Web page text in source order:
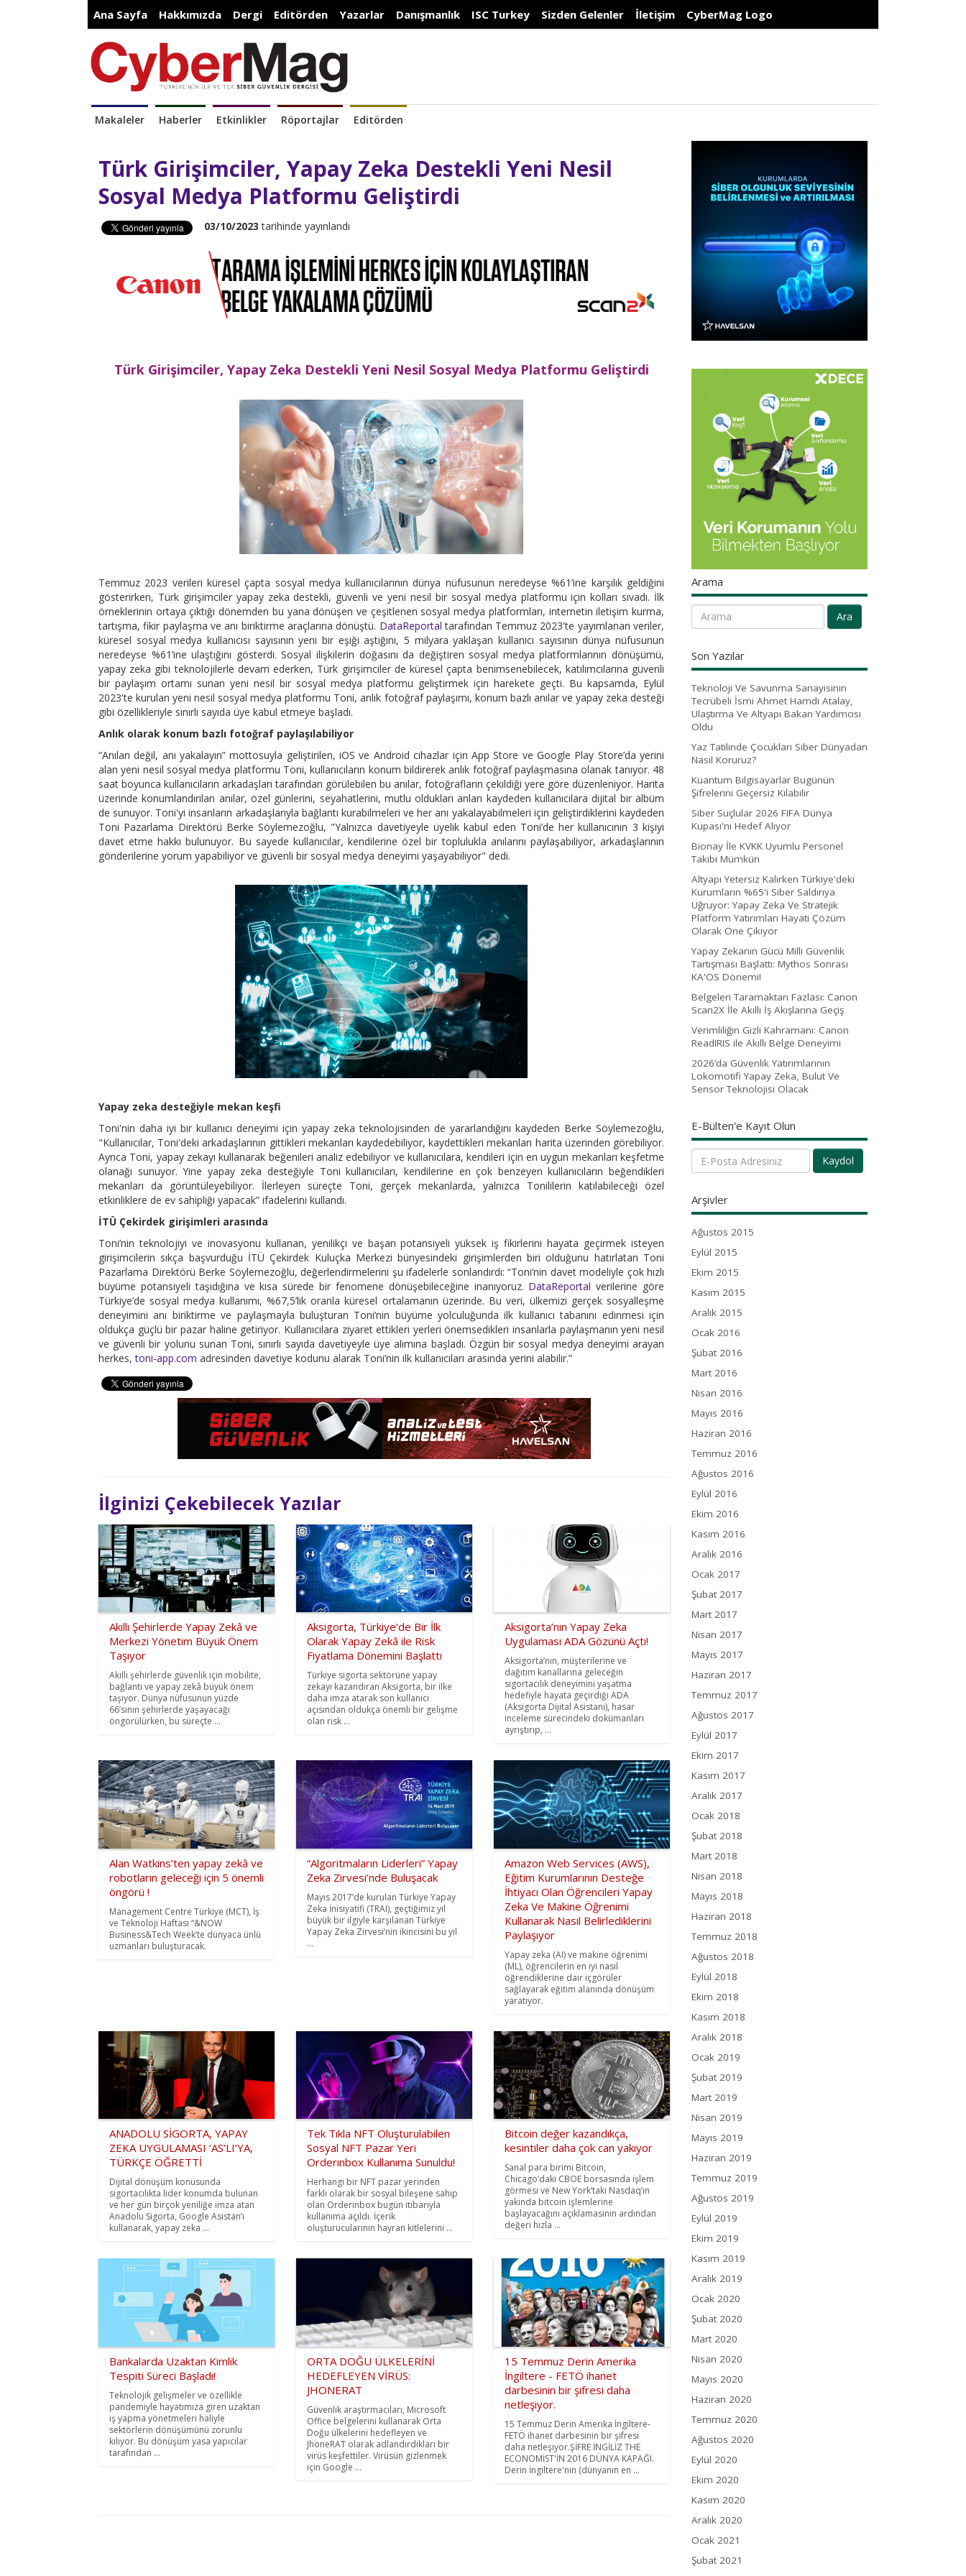
Ana Sayfa Hakkımızda Dergi Editörden Yazarlar Danışmanlık ISC Turkey Sizden Gelenler İletişim CyberMag Logo
Makaleler Haberler Etkinlikler Röportajlar Editörden
Türk Girişimciler, Yapay Zeka Destekli Yeni Nesil
Sosyal Medya Platformu Geliştirdi
03/10/2023 tarihinde yayınlandı
Türk Girişimciler, Yapay Zeka Destekli Yeni Nesil Sosyal Medya Platformu Geliştirdi
Temmuz 2023 verileri küresel çapta sosyal medya kullanıcılarının dünya nüfusunun neredeyse %61’ine karşılık geldiğini
gösterirken, Türk girişimciler yapay zeka destekli, güvenli ve yeni nesil bir sosyal medya platformu için kolları sıvadı. İlk
örneklerinin ortaya çıktığı dönemden bu yana dönüşen ve çeşitlenen sosyal medya platformları, internetin iletişim kurma,
tartışma, fikir paylaşma ve anı biriktirme araçlarına dönüştü. DataReportal tarafından Temmuz 2023'te yayımlanan veriler,
küresel sosyal medya kullanıcısı sayısının yeni bir eşiği aştığını, 5 milyara yaklaşan kullanıcı sayısının dünya nüfusunun
neredeyse %61’ine ulaştığını gösterdi. Sosyal ilişkilerin doğasını da değiştiren sosyal medya platformlarının dönüşümü,
yapay zeka gibi teknolojilerle devam ederken, Türk girişimciler de küresel çapta benimsenebilecek, katılımcılarına güvenli
bir paylaşım ortamı sunan yeni nesil bir sosyal medya platformu geliştirmek için harekete geçti. Bu kapsamda, Eylül
2023'te kurulan yeni nesil sosyal medya platformu Toni, anlık fotoğraf paylaşımı, konum bazlı anılar ve yapay zeka desteği
gibi özellikleriyle sınırlı sayıda üye kabul etmeye başladı.
Anlık olarak konum bazlı fotoğraf paylaşılabiliyor
“Anıları değil, anı yakalayın” mottosuyla geliştirilen, iOS ve Android cihazlar için App Store ve Google Play Store’da yerini
alan yeni nesil sosyal medya platformu Toni, kullanıcıların konum bildirerek anlık fotoğraf paylaşmasına olanak tanıyor. 48
saat boyunca kullanıcıların arkadaşları tarafından görülebilen bu anılar, fotoğrafların çekildiği yere göre düzenleniyor. Harita
üzerinde konumlandırılan anılar, özel günlerini, seyahatlerini, mutlu oldukları anları kaydeden kullanıcılara dijital bir albüm
de sunuyor. Toni'yi insanların arkadaşlarıyla bağlantı kurabilmeleri ve her anı yakalayabilmeleri için geliştirdiklerini kaydeden
Toni Pazarlama Direktörü Berke Söylemezoğlu, "Yalnızca davetiyeyle üyelik kabul eden Toni’de her kullanıcının 3 kişiyi
davet etme hakkı bulunuyor. Bu sayede kullanıcılar, kendilerine özel bir toplulukla anılarını paylaşabiliyor, arkadaşlarının
gönderilerine yorum yapabiliyor ve güvenli bir sosyal medya deneyimi yaşayabiliyor" dedi.
Yapay zeka desteğiyle mekan keşfi
Toni'nin daha iyi bir kullanıcı deneyimi için yapay zeka teknolojisinden de yararlandığını kaydeden Berke Söylemezoğlu,
"Kullanıcılar, Toni'deki arkadaşlarının gittikleri mekanları kaydedebiliyor, kaydettikleri mekanları harita üzerinden görebiliyor.
Ayrıca Toni, yapay zekayı kullanarak beğenileri analiz edebiliyor ve kullanıcılara, kendileri için en uygun mekanları keşfetme
olanağı sunuyor. Yine yapay zeka desteğiyle Toni kullanıcıları, kendilerine en çok benzeyen kullanıcıların beğendikleri
mekanları da görüntüleyebiliyor. İlerleyen süreçte Toni, gerçek mekanlarda, yalnızca Tonililerin katılabileceği özel
etkinliklere de ev sahipliği yapacak” ifadelerini kullandı.
İTÜ Çekirdek girişimleri arasında
Toni’nin teknolojiyi ve inovasyonu kullanan, yenilikçi ve başarı potansiyeli yüksek iş fikirlerini hayata geçirmek isteyen
girişimcilerin sıkça başvurduğu İTÜ Çekirdek Kuluçka Merkezi bünyesindeki girişimlerden biri olduğunu hatırlatan Toni
Pazarlama Direktörü Berke Söylemezoğlu, değerlendirmelerini şu ifadelerle sonlandırdı: “Toni’nin davet modeliyle çok hızlı
büyüme potansiyeli taşıdığına ve kısa sürede bir fenomene dönüşebileceğine inanıyoruz. DataReportal verilerine göre
Türkiye’de sosyal medya kullanımı, %67,5’lik oranla küresel ortalamanın üzerinde. Bu veri, ülkemizi gerçek sosyalleşme
deneyimini anı biriktirme ve paylaşmayla buluşturan Toni’nin büyüme yolculuğunda ilk kullanıcı tabanını edinmesi için
oldukça güçlü bir pazar haline getiriyor. Kullanıcılara ziyaret ettikleri yerleri önemsedikleri insanlarla paylaşmanın yeni nesil
ve güvenli bir yolunu sunan Toni, sınırlı sayıda davetiyeyle üye alımına başladı. Özgün bir sosyal medya deneyimi arayan
herkes,toni-app.com adresinden davetiye kodunu alarak Toni’nin ilk kullanıcıları arasında yerini alabilir.”
İlginizi Çekebilecek Yazılar
Akıllı Şehirlerde Yapay Zekâ ve
Merkezi Yönetim Büyük Önem
Taşıyor
Akıllı şehirlerde güvenlik için mobilite,
bağlantı ve yapay zekâ büyük önem
taşıyor. Dünya nüfusunun yüzde
66’sının şehirlerde yaşayacağı
öngörülürken, bu süreçte ...
Aksigorta, Türkiye’de Bir İlk
Olarak Yapay Zekâ ile Risk
Fiyatlama Dönemini Başlattı
Türkiye sigorta sektörüne yapay
zekayı kazandıran Aksigorta, bir ilke
daha imza atarak son kullanıcı
açısından oldukça önemli bir gelişme
olan risk ...
Aksigorta’nın Yapay Zeka
Uygulaması ADA Gözünü Açtı!
Aksigorta’nın, müşterilerine ve
dağıtım kanallarına geleceğin
sigortacılık deneyimini yaşatma
hedefiyle hayata geçirdiği ADA
(Aksigorta Dijital Asistanı), hasar
inceleme sürecindeki dokümanları
ayrıştırıp, ...
Alan Watkins’ten yapay zekâ ve
robotların geleceği için 5 önemli
öngörü !
Management Centre Türkiye (MCT), İş
ve Teknoloji Haftası “&NOW
Business&Tech Week’te dünyaca ünlü
uzmanları buluşturacak.
“Algoritmaların Liderleri” Yapay
Zeka Zirvesi’nde Buluşacak
Mayıs 2017’de kurulan Türkiye Yapay
Zeka İnisiyatifi (TRAI), geçtiğimiz yıl
büyük bir ilgiyle karşılanan Türkiye
Yapay Zeka Zirvesi’nin ikincisini bu yıl
...
Amazon Web Services (AWS),
Eğitim Kurumlarının Desteğe
İhtiyacı Olan Öğrencileri Yapay
Zeka Ve Makine Öğrenimi
Kullanarak Nasıl Belirlediklerini
Paylaşıyor
Yapay zeka (AI) ve makine öğrenimi
(ML), öğrencilerin en iyi nasıl
öğrendiklerine dair içgörüler
sağlayarak eğitim alanında dönüşüm
yaratıyor.
ANADOLU SİGORTA, YAPAY
ZEKA UYGULAMASI ‘AS’LI’YA,
TÜRKÇE ÖĞRETTİ
Dijital dönüşüm konusunda
sigortacılıkta lider konumda bulunan
ve her gün birçok yeniliğe imza atan
Anadolu Sigorta, Google Asistan’ı
kullanarak, yapay zeka ...
Tek Tıkla NFT Oluşturulabilen
Sosyal NFT Pazar Yeri
Orderınbox Kullanıma Sunuldu!
Herhangi bir NFT pazar yerinden
farklı olarak bir sosyal bileşene sahip
olan Orderinbox bugün itibarıyla
kullanıma açıldı. İçerik
oluşturucularının hayran kitlelerini ...
Bitcoin değer kazandıkça,
kesintiler daha çok can yakıyor
Sanal para birimi Bitcoin,
Chicago’daki CBOE borsasında işlem
görmesi ve New York’taki Nasdaq’ın
yakında bitcoin işlemlerine
başlayacağını açıklamasının ardından
değeri hızla ...
Bankalarda Uzaktan Kimlik
Tespiti Süreci Başladı!
Teknolojik gelişmeler ve özellikle
pandemiyle hayatımıza giren uzaktan
iş yapma yönetmeleri haliyle
sektörlerin dönüşümünü zorunlu
kılıyor. Bu dönüşüm yasa yapıcılar
tarafından ...
ORTA DOĞU ÜLKELERİNİ
HEDEFLEYEN VİRÜS:
JHONERAT
Güvenlik araştırmacıları, Microsoft
Office belgelerini kullanarak Orta
Doğu ülkelerini hedefleyen ve
JhoneRAT olarak adlandırdıkları bir
virüs keşfettiler. Virüsün gizlenmek
için Google ...
15 Temmuz Derin Amerika
İngiltere - FETÖ ihanet
darbesinin bir şifresi daha
netleşiyor.
15 Temmuz Derin Amerika İngiltere-
FETÖ ihanet darbesinin bir şifresi
daha netleşiyor.ŞİFRE İNGİLİZ THE
ECONOMİST'İN 2016 DÜNYA KAPAĞI.
Derin İngiltere'nin (dünyanın en ...
Arama
Ara
Son Yazılar
Teknoloji Ve Savunma Sanayisinin
Tecrübeli İsmi Ahmet Hamdi Atalay,
Ulaştırma Ve Altyapı Bakan Yardımcısı
Oldu
Yaz Tatilinde Çocukları Siber Dünyadan
Nasıl Koruruz?
Kuantum Bilgisayarlar Bugünün
Şifrelerini Geçersiz Kılabilir
Siber Suçlular 2026 FIFA Dünya
Kupası'nı Hedef Alıyor
Bionay İle KVKK Uyumlu Personel
Takibi Mümkün
Altyapı Yetersiz Kalırken Türkiye'deki
Kurumların %65'i Siber Saldırıya
Uğruyor: Yapay Zeka Ve Stratejik
Platform Yatırımları Hayati Çözüm
Olarak Öne Çıkıyor
Yapay Zekanın Gücü Milli Güvenlik
Tartışması Başlattı: Mythos Sonrası
KA'OS Dönemi!
Belgeleri Taramaktan Fazlası: Canon
Scan2X İle Akıllı İş Akışlarına Geçiş
Verimliliğin Gizli Kahramanı: Canon
ReadIRIS ile Akıllı Belge Deneyimi
2026’da Güvenlik Yatırımlarının
Lokomotifi Yapay Zeka, Bulut Ve
Sensor Teknolojisi Olacak
E-Bülten'e Kayıt Olun
Kaydol
Arşivler
Ağustos 2015
Eylül 2015
Ekim 2015
Kasım 2015
Aralık 2015
Ocak 2016
Şubat 2016
Mart 2016
Nisan 2016
Mayıs 2016
Haziran 2016
Temmuz 2016
Ağustos 2016
Eylül 2016
Ekim 2016
Kasım 2016
Aralık 2016
Ocak 2017
Şubat 2017
Mart 2017
Nisan 2017
Mayıs 2017
Haziran 2017
Temmuz 2017
Ağustos 2017
Eylül 2017
Ekim 2017
Kasım 2017
Aralık 2017
Ocak 2018
Şubat 2018
Mart 2018
Nisan 2018
Mayıs 2018
Haziran 2018
Temmuz 2018
Ağustos 2018
Eylül 2018
Ekim 2018
Kasım 2018
Aralık 2018
Ocak 2019
Şubat 2019
Mart 2019
Nisan 2019
Mayıs 2019
Haziran 2019
Temmuz 2019
Ağustos 2019
Eylül 2019
Ekim 2019
Kasım 2019
Aralık 2019
Ocak 2020
Şubat 2020
Mart 2020
Nisan 2020
Mayıs 2020
Haziran 2020
Temmuz 2020
Ağustos 2020
Eylül 2020
Ekim 2020
Kasım 2020
Aralık 2020
Ocak 2021
Şubat 2021